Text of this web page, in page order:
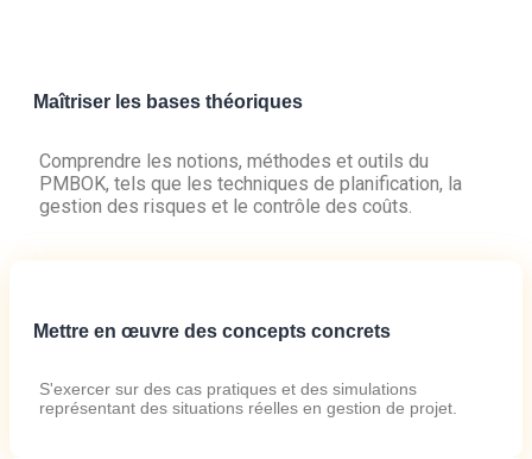
Maîtriser les bases théoriques
Comprendre les notions, méthodes et outils du
PMBOK, tels que les techniques de planification, la
gestion des risques et le contrôle des coûts.
Mettre en œuvre des concepts concrets
S'exercer sur des cas pratiques et des simulations
représentant des situations réelles en gestion de projet.